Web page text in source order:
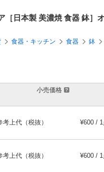
［日本製 美濃焼 食器 鉢］
食器・キッチン 食器 鉢
小売価格
考上代（税抜） ¥600 / 1
考上代（税抜） ¥600 / 1